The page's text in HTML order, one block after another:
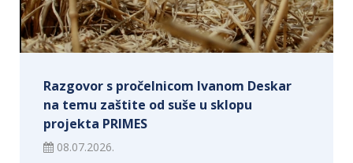
Razgovor s pročelnicom Ivanom Deskar
na temu zaštite od suše u sklopu
projekta PRIMES
08.07.2026.